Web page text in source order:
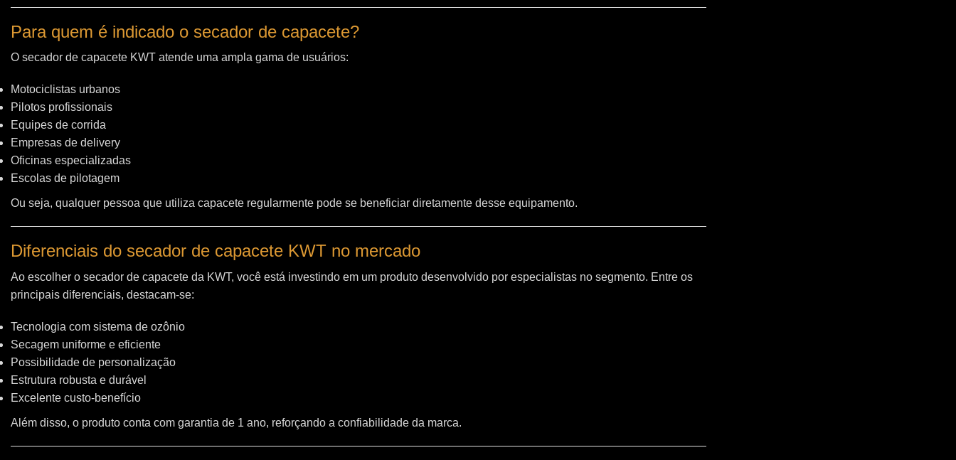
Para quem é indicado o secador de capacete?
O secador de capacete KWT atende uma ampla gama de usuários:
Motociclistas urbanos
Pilotos profissionais
Equipes de corrida
Empresas de delivery
Oficinas especializadas
Escolas de pilotagem
Ou seja, qualquer pessoa que utiliza capacete regularmente pode se beneficiar diretamente desse equipamento.
Diferenciais do secador de capacete KWT no mercado
Ao escolher o secador de capacete da KWT, você está investindo em um produto desenvolvido por especialistas no segmento. Entre os
principais diferenciais, destacam-se:
Tecnologia com sistema de ozônio
Secagem uniforme e eficiente
Possibilidade de personalização
Estrutura robusta e durável
Excelente custo-benefício
Além disso, o produto conta com garantia de 1 ano, reforçando a confiabilidade da marca.